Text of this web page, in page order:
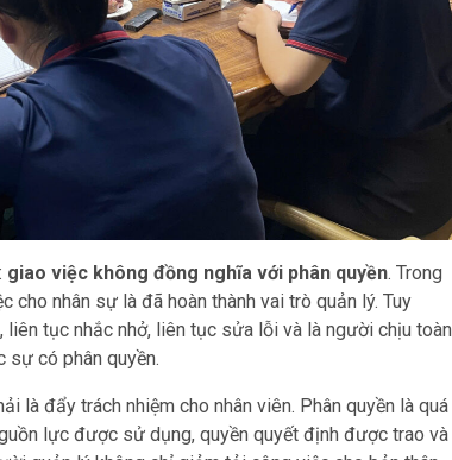
giao việc không đồng nghĩa với phân quyền. Trong
cho nhân sự là đã hoàn thành vai trò quản lý. Tuy
tục nhắc nhở, liên tục sửa lỗi và là người chịu toàn
sự có phân quyền.
là đẩy trách nhiệm cho nhân viên. Phân quyền là quá
lực được sử dụng, quyền quyết định được trao và